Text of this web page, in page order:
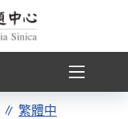
∥繁體中